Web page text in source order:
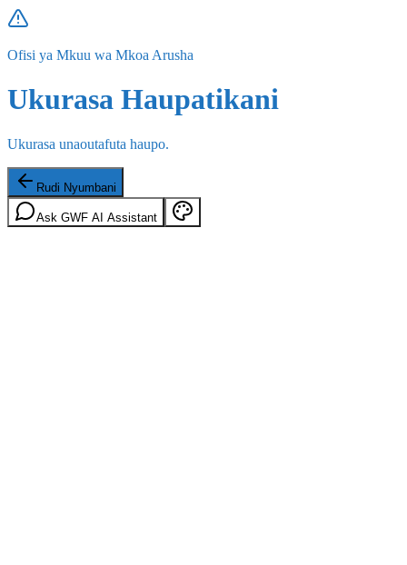
Ofisi ya Mkuu wa Mkoa Arusha
Ukurasa Haupatikani
Ukurasa unaoutafuta haupo.
Rudi Nyumbani
Ask GWF AI Assistant